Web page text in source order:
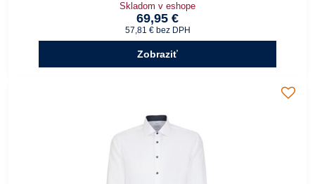
Skladom v eshope
69,95 €
57,81 € bez DPH
Zobraziť